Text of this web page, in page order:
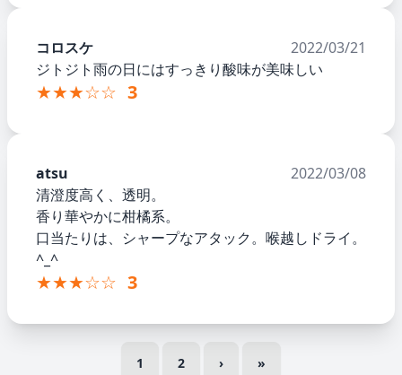
コロスケ
2022/03/21
ジトジト雨の日にはすっきり酸味が美味しい
★★★☆☆ 3
atsu
2022/03/08
清澄度高く、透明。
香り華やかに柑橘系。
口当たりは、シャープなアタック。喉越しドライ。
^_^
★★★☆☆ 3
1 2 › »